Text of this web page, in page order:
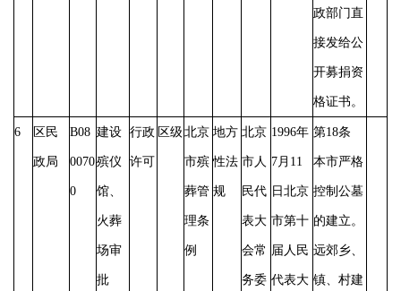
政部门直
接发给公
开募捐资
格证书。
6 区民
政局
B08
0070
0
建设
殡仪
馆、
火葬
场审
批
行政
许可
区级 北京
市殡
葬管
理条
例
地方
性法
规
北京
市人
民代
表大
会常
务委
1996年
7月11
日北京
市第十
届人民
代表大
第18条
本市严格
控制公墓
的建立。
远郊乡、
镇、村建